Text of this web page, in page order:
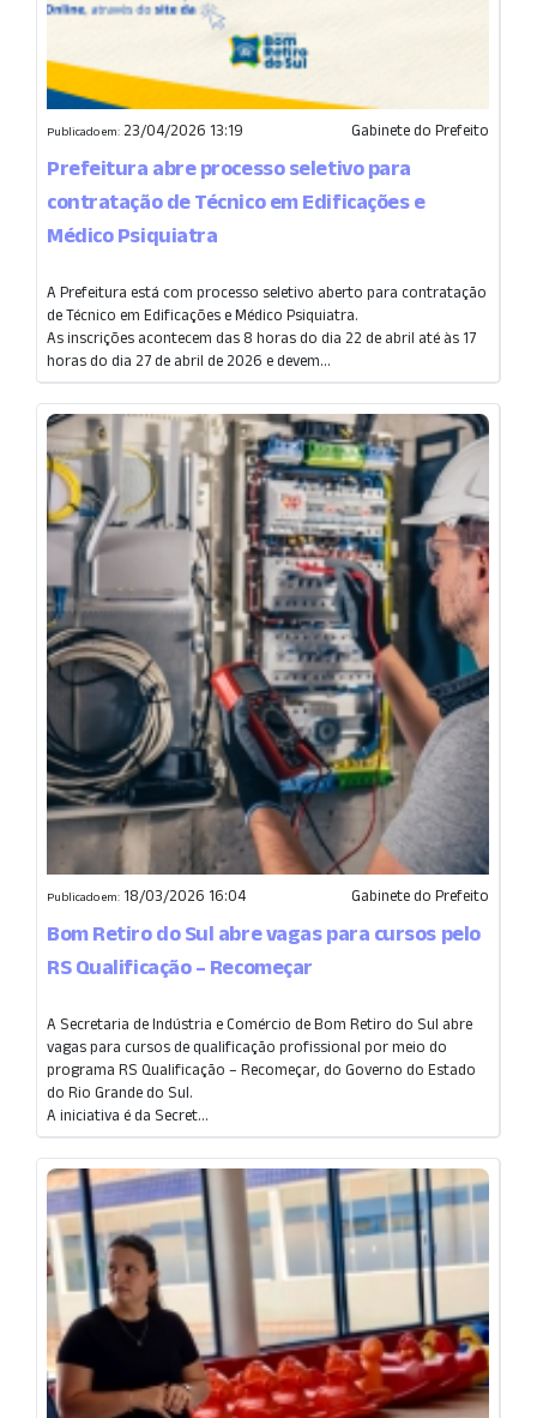
Publicado em: 23/04/2026 13:19 Gabinete do Prefeito
Prefeitura abre processo seletivo para
contratação de Técnico em Edificações e
Médico Psiquiatra
A Prefeitura está com processo seletivo aberto para contratação
de Técnico em Edificações e Médico Psiquiatra.
As inscrições acontecem das 8 horas do dia 22 de abril até às 17
horas do dia 27 de abril de 2026 e devem...
Publicado em: 18/03/2026 16:04 Gabinete do Prefeito
Bom Retiro do Sul abre vagas para cursos pelo
RS Qualificação – Recomeçar
A Secretaria de Indústria e Comércio de Bom Retiro do Sul abre
vagas para cursos de qualificação profissional por meio do
programa RS Qualificação – Recomeçar, do Governo do Estado
do Rio Grande do Sul.
A iniciativa é da Secret...